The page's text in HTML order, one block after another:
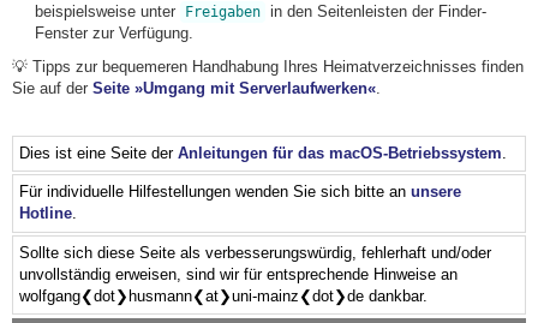
beispielsweise unter
Freigaben in den Seitenleisten der Finder-
Fenster zur Verfügung.
💡 Tipps zur bequemeren Handhabung Ihres Heimatverzeichnisses finden
Sie auf der Seite »Umgang mit Serverlaufwerken«
Dies ist eine Seite derAnleitungen für das macOS-Betriebssystem
Für individuelle Hilfestellungen wenden Sie sich bitte anunsere
Hotline.
Sollte sich diese Seite als verbesserungswürdig, fehlerhaft und/oder
unvollständig erweisen, sind wir für entsprechende Hinweise an
wolfgang❮dot❯husmann❮at❯uni-mainz❮dot❯de dankbar.